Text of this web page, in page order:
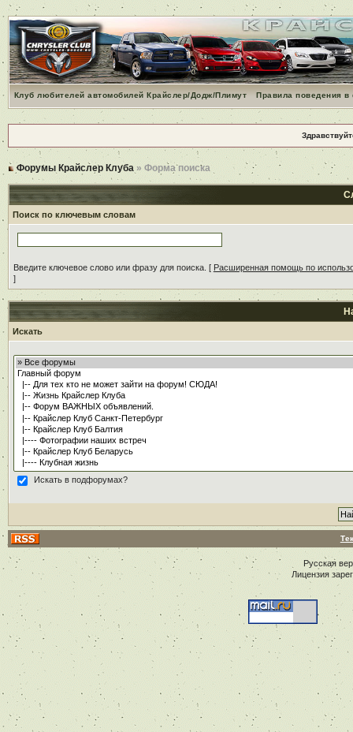
Клуб любителей автомобилей Крайслер/Додж/Плимут Правила поведения
Форумы Крайслер Клуба » Форма поиска
Поиск по ключевым словам
Введите ключевое слово или фразу для поиска. [ Расширенная помощь по
]
Искать
Искать в подфорумах?
Русская
Лицензия